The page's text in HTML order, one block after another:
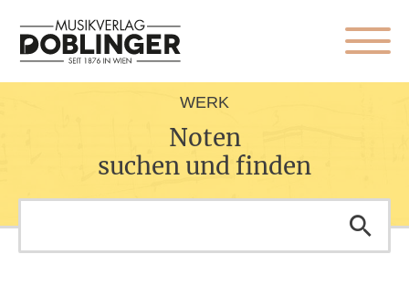
WERK
Noten
suchen und finden